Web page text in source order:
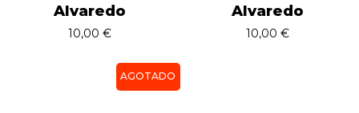
Alvaredo
10,00€
Alvaredo
10,00€
AGOTADO